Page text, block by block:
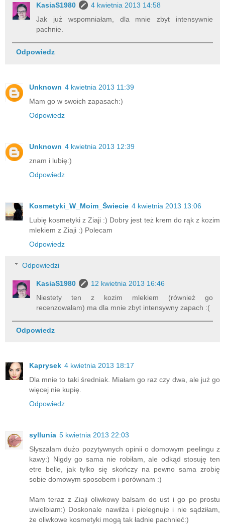
KasiaS1980
4 kwietnia 2013 14:58
Jak już wspomniałam, dla mnie zbyt intensywnie
pachnie.
Odpowiedz
Unknown 4 kwietnia 2013 11:39
Mam go w swoich zapasach:)
Odpowiedz
Unknown 4 kwietnia 2013 12:39
znam i lubię:)
Odpowiedz
Kosmetyki_W_Moim_Świecie 4 kwietnia 2013 13:06
Lubię kosmetyki z Ziaji :) Dobry jest też krem do rąk z kozim
mlekiem z Ziaji :) Polecam
Odpowiedz
Odpowiedzi
KasiaS1980
12 kwietnia 2013 16:46
Niestety ten z kozim mlekiem (również go
recenzowałam) ma dla mnie zbyt intensywny zapach :(
Odpowiedz
Kaprysek 4 kwietnia 2013 18:17
Dla mnie to taki średniak. Miałam go raz czy dwa, ale już go
więcej nie kupię.
Odpowiedz
syllunia 5 kwietnia 2013 22:03
Słyszałam dużo pozytywnych opinii o domowym peelingu z
kawy:) Nigdy go sama nie robiłam, ale odkąd stosuję ten
etre belle, jak tylko się skończy na pewno sama zrobię
sobie domowym sposobem i porównam :)
Mam teraz z Ziaji oliwkowy balsam do ust i go po prostu
uwielbiam:) Doskonale nawilża i pielegnuje i nie sądziłam,
że oliwkowe kosmetyki mogą tak ładnie pachnieć:)